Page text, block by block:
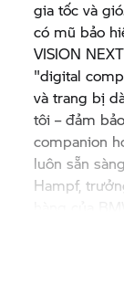
gia tốc và
có mũ bảo
VISION
"digital
và trang bị
tôi – đảm
companion
luôn sẵn
Hampf,
trì liên tục.